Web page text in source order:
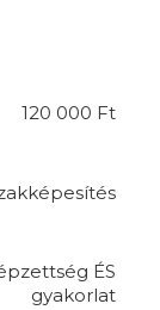
120 000 Ft
ÉS
gyakorlat